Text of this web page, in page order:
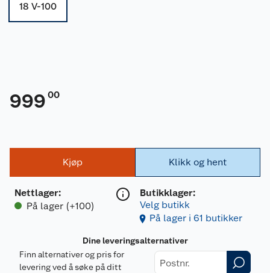
18 V-100
999 00
Kjøp
Nettlager:
På lager (+100)
Klikk og hent
Butikklager:
Velg butikk
På lager i 61 butikker
Dine leveringsalternativer
Finn alternativer og pris for
levering ved å søke på ditt